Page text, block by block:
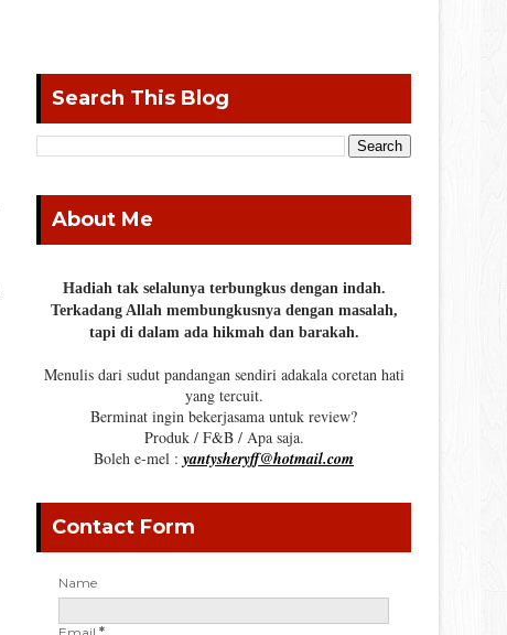
Search This Blog
About Me
Hadiah tak selalunya terbungkus dengan indah.
Terkadang Allah membungkusnya dengan masalah,
tapi di dalam ada hikmah dan barakah.
Menulis dari sudut pandangan sendiri adakala coretan hati
yang tercuit.
Berminat ingin bekerjasama untuk review?
Produk / F&B / Apa saja.
Boleh e-mel : yantysheryff@hotmail.com
Contact Form
Name